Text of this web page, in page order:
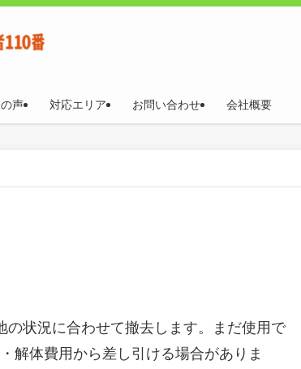
声 対応エリア お問い合わせ 会社概要
状況に合わせて撤去します。まだ使用で
解体費用から差し引ける場合がありま